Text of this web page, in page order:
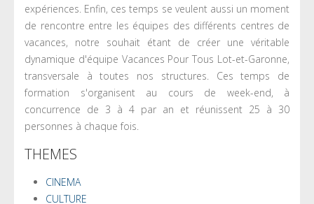
expériences. Enfin, ces temps se veulent aussi un moment
de rencontre entre les équipes des différents centres de
vacances, notre souhait étant de créer une véritable
dynamique d'équipe Vacances Pour Tous Lot-et-Garonne,
transversale à toutes nos structures. Ces temps de
formation s'organisent au cours de week-end, à
concurrence de 3 à 4 par an et réunissent 25 à 30
personnes à chaque fois.
THEMES
CINEMA
CULTURE